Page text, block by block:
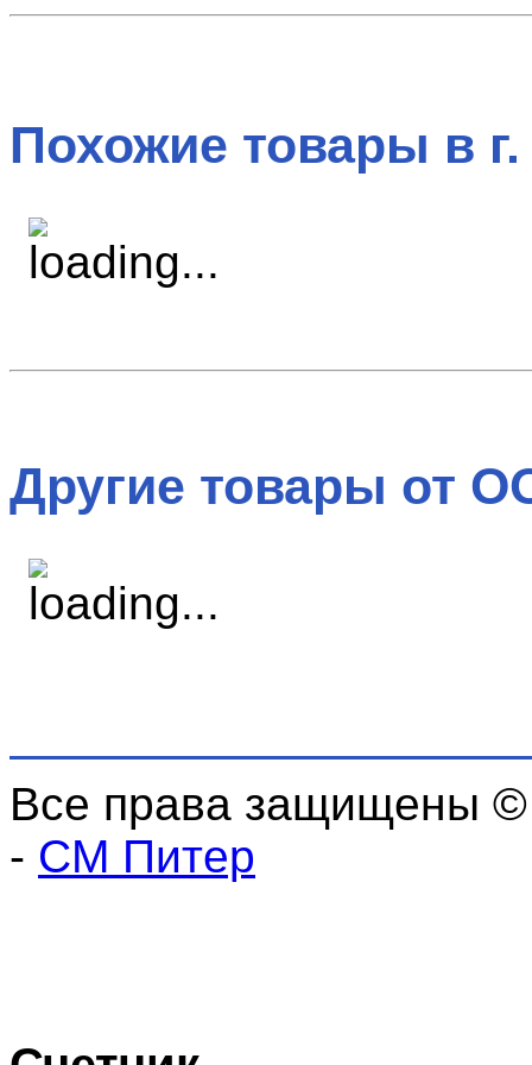
Похожие товары в
Другие товары от
Все права защищены
- СМ Питер